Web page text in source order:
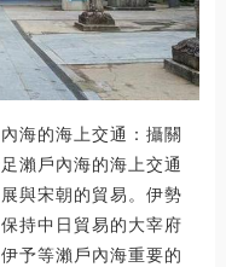
海的海上交通：攝關
瀨戶內海的海上交通
與宋朝的貿易。伊勢
持中日貿易的大宰府
予等瀨戶內海重要的